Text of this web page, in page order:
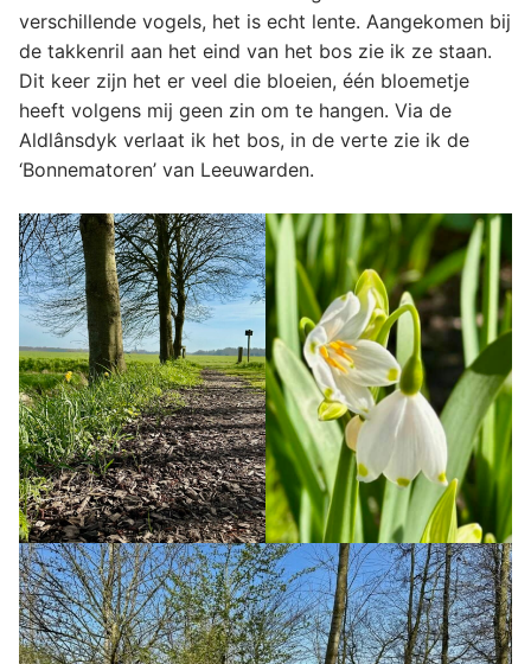
verschillende vogels, het is echt lente. Aangekomen bij
de takkenril aan het eind van het bos zie ik ze staan.
Dit keer zijn het er veel die bloeien, één bloemetje
heeft volgens mij geen zin om te hangen. Via de
Aldlânsdyk verlaat ik het bos, in de verte zie ik de
‘Bonnematoren’ van Leeuwarden.